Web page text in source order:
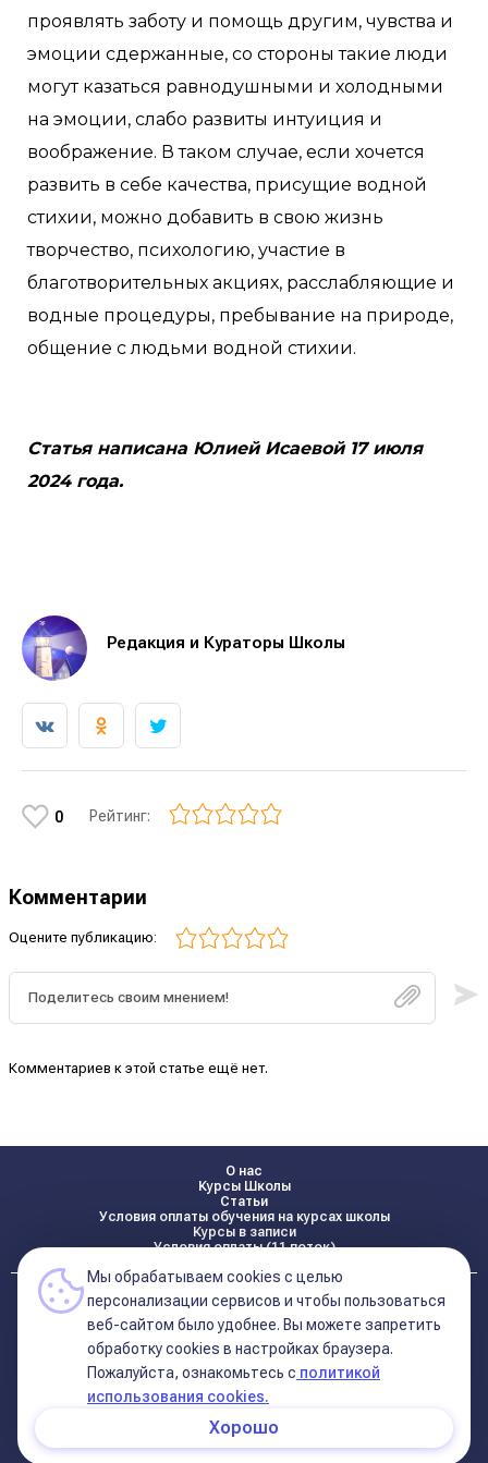
проявлять заботу и помощь другим, чувства и
эмоции сдержанные, со стороны такие люди
могут казаться равнодушными и холодными
на эмоции, слабо развиты интуиция и
воображение. В таком случае, если хочется
развить в себе качества, присущие водной
стихии, можно добавить в свою жизнь
творчество, психологию, участие в
благотворительных акциях, расслабляющие и
водные процедуры, пребывание на природе,
общение с людьми водной стихии.
Статья написана Юлией Исаевой 17 июля
2024 года.
Редакция и Кураторы Школы
0 Рейтинг:
Комментарии
Оцените публикацию:
Комментариев к этой статье ещё нет.
О нас
Курсы Школы
Статьи
Условия оплаты обучения на курсах школы
Курсы в записи
Условия оплаты (11 поток)
Реквизиты
Контакты
Политика конфиденциальности
Договор оферта (соглашение)
+7 495 681 02 96
11-ый Дом© 2026 Школа Астрологии
Катерины Дятловой 11-ый Дом
Мы обрабатываем cookies с целью
персонализации сервисов и чтобы пользоваться
веб-сайтом было удобнее. Вы можете запретить
обработку сookies в настройках браузера.
Пожалуйста, ознакомьтесь с политикой
использования cookies.
Хорошо